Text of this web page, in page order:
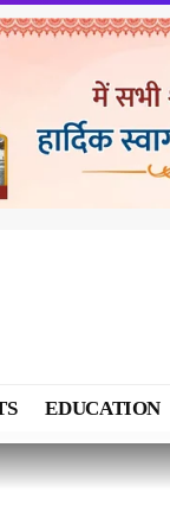
EDUCATION